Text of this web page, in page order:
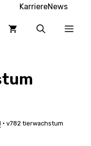
KarriereNews
• v782 tierwachstum